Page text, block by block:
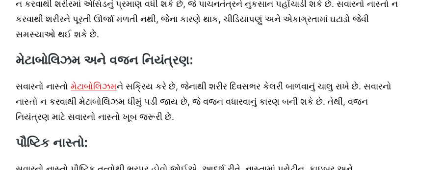
ન કરવાથી શરીરમાં એસિડનું પ્રમાણ વધી શકે છે, જે પાચનતંત્રને નુકસાન પહોંચાડી શકે છે. સવારનો નાસ્તો ન
કરવાથી શરીરને પૂરતી ઊર્જા મળતી નથી, જેના કારણે થાક, ચીડિયાપણું અને એકાગ્રતામાં ઘટાડો જેવી
સમસ્યાઓ થઈ શકે છે.
મેટાબોલિઝમ અને વજન નિયંત્રણ:
સવારનો નાસ્તો મેટાબોલિઝમને સક્રિય કરે છે, જેનાથી શરીર દિવસભર કેલરી બાળવાનું ચાલુ રાખે છે. સવારનો
નાસ્તો ન કરવાથી મેટાબોલિઝમ ધીમું પડી જાય છે, જે વજન વધારવાનું કારણ બની શકે છે. તેથી, વજન
નિયંત્રણ માટે સવારનો નાસ્તો ખૂબ જરૂરી છે.
પૌષ્ટિક નાસ્તો: